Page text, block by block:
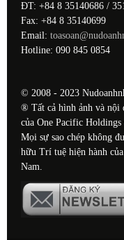
ĐT: +84 8 35140686 /
Fax: +84 8 35140699
Email:
Hotline: 090 845 0854
© 2008 - 2023
® Tất cả hình ảnh và nội
của One Pacific
Mọi sự sao chép không
hữu Trí tuệ hiện hành
Nam.